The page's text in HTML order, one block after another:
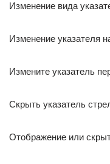
Изменение вида
Изменение указателя
Измените указатель
Скрыть указатель
Отображение или